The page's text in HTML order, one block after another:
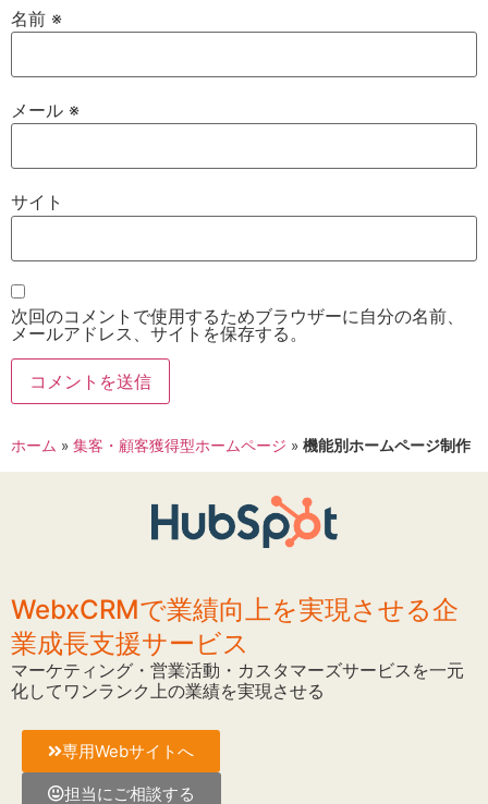
名前 ※
メール ※
サイト
次回のコメントで使用するためブラウザーに自分の名前、
メールアドレス、サイトを保存する。
ホーム » 集客・顧客獲得型ホームページ » 機能別ホームページ制作
WebxCRMで業績向上を実現させる企
業成長支援サービス
マーケティング・営業活動・カスタマーズサービスを一元
化してワンランク上の業績を実現させる
専用Webサイトへ
担当にご相談する